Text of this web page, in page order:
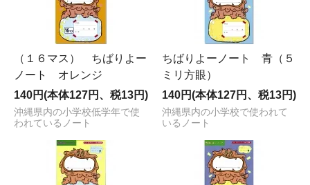
（１６マス） ちばりよー
ノート オレンジ
140円(本体127円、税13円)
沖縄県内の小学校低学年で使
われているノート
ちばりよーノート 青（５
ミリ方眼）
140円(本体127円、税13円)
沖縄県内の小学校で使われて
いるノート